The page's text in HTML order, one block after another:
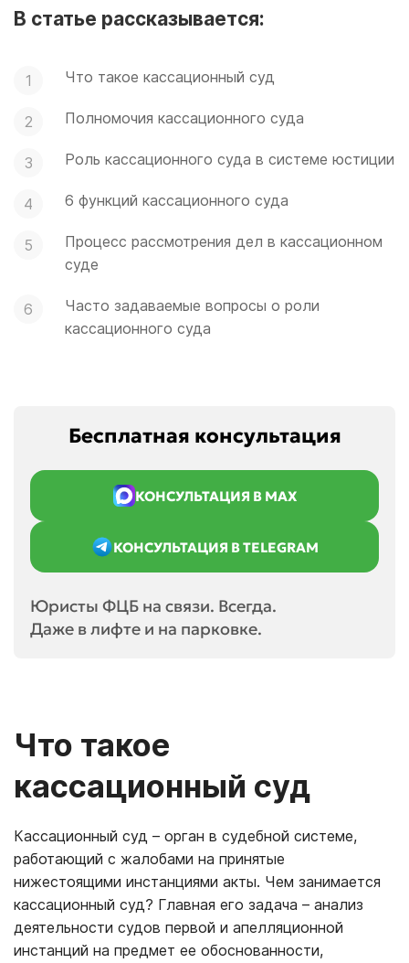
В статье рассказывается:
Что такое кассационный суд
Полномочия кассационного суда
Роль кассационного суда в системе юстиции
6 функций кассационного суда
Процесс рассмотрения дел в кассационном
суде
Часто задаваемые вопросы о роли
кассационного суда
Бесплатная консультация
КОНСУЛЬТАЦИЯ В MAX
КОНСУЛЬТАЦИЯ В TELEGRAM
Юристы ФЦБ на связи. Всегда.
Даже в лифте и на парковке.
Что такое
кассационный суд
Кассационный суд – орган в судебной системе,
работающий с жалобами на принятые
нижестоящими инстанциями акты. Чем занимается
кассационный суд? Главная его задача – анализ
деятельности судов первой и апелляционной
инстанций на предмет ее обоснованности,